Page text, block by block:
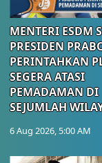
MENTERI ESDM
PRESIDEN
PERINTAHKAN
SEGERA ATASI
PEMADAMAN DI
SEJUMLAH
6 Aug 2026, 5:00 AM